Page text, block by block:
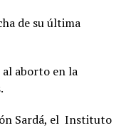
de su última
aborto en la
Sardá, el Instituto